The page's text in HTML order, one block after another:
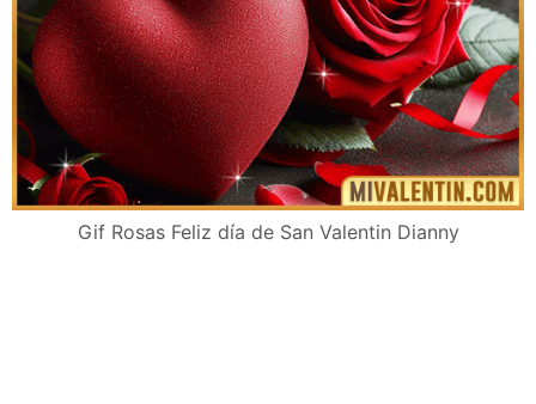
Gif Rosas Feliz día de San Valentin Dianny